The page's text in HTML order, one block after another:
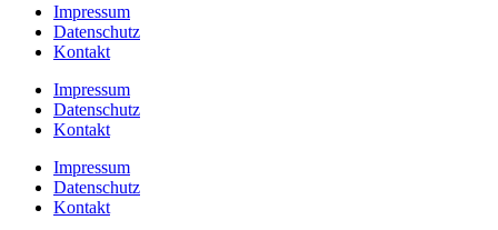
Impressum
Datenschutz
Kontakt
Impressum
Datenschutz
Kontakt
Impressum
Datenschutz
Kontakt